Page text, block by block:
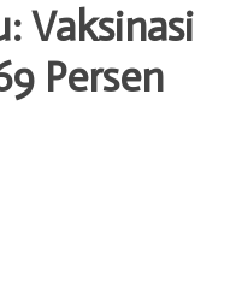
Vaksinasi
Persen